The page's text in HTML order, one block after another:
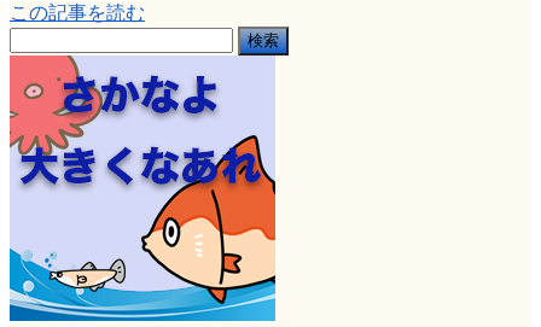
この記事を読む
索: